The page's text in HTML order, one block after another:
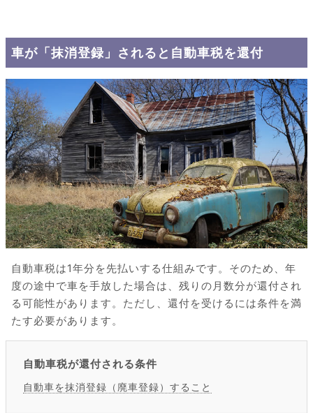
車が「抹消登録」されると自動車税を還付
自動車税は1年分を先払いする仕組みです。そのため、年
度の途中で車を手放した場合は、残りの月数分が還付され
る可能性があります。ただし、還付を受けるには条件を満
たす必要があります。
自動車税が還付される条件
自動車を抹消登録（廃車登録）すること